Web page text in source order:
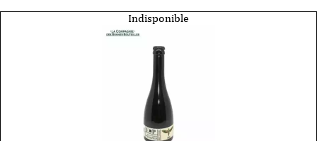
Indisponible